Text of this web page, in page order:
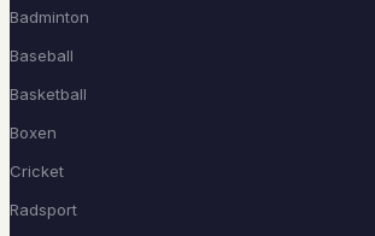
Badminton
Baseball
Basketball
Boxen
Cricket
Radsport